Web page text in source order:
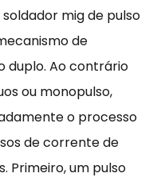
mig de pulso
de
duplo. Ao contrário
ou monopulso,
o processo
de corrente de
Primeiro, um pulso